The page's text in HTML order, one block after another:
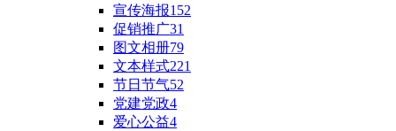
宣传海报152
促销推广31
图文相册79
文本样式221
节日节气52
党建党政4
爱心公益4